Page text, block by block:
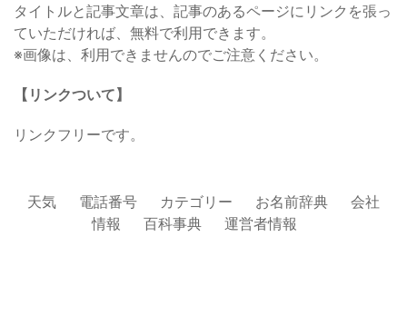
タイトルと記事文章は、記事のあるページにリンクを張っ
ていただければ、無料で利用できます。
※画像は、利用できませんのでご注意ください。
【リンクついて】
リンクフリーです。
天気 電話番号 カテゴリー お名前辞典
会社
情報
百科事典 運営者情報